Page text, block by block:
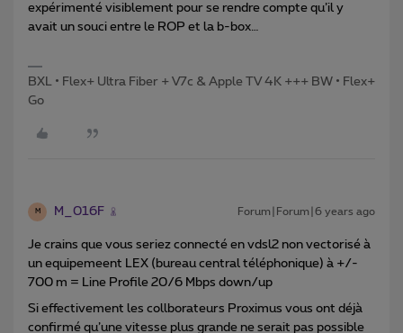
expérimenté visiblement pour se rendre compte qu’il y
avait un souci entre le ROP et la b-box…
BXL • Flex+ Ultra Fiber + V7c & Apple TV 4K +++ BW • Flex+
Go
M M_016F Forum|Forum|6 years ago
Je crains que vous seriez connecté en vdsl2 non vectorisé à
un equipemeent LEX (bureau central téléphonique) à +/-
700 m = Line Profile 20/6 Mbps down/up
Si effectivement les collborateurs Proximus vous ont déjà
confirmé qu’une vitesse plus grande ne serait pas possible